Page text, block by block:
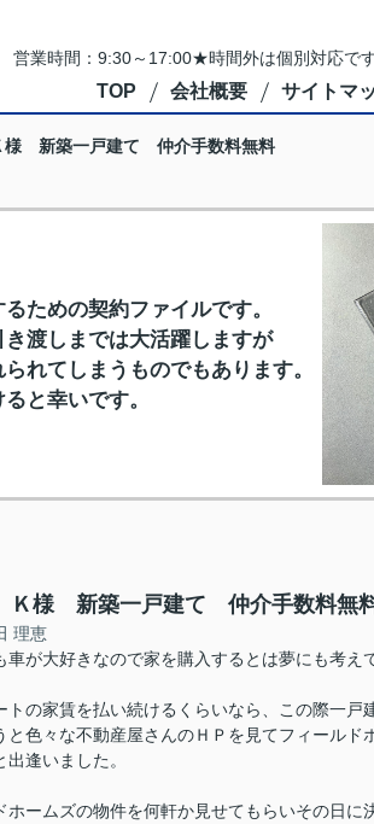
営業時間：9:30～17:00★時間外は個別対応で
TOP 会社概要 サイトマ
新築一戸建て 仲介手数料無料
ための契約ファイルです。
渡しまでは大活躍しますが
れてしまうものでもあります。
と幸いです。
様 新築一戸建て 仲介手数料無
理恵
車が大好きなので家を購入するとは夢にも考え
トの家賃を払い続けるくらいなら、この際一戸
と色々な不動産屋さんのＨＰを見てフィールド
逢いました。
ホームズの物件を何軒か見せてもらいその日に